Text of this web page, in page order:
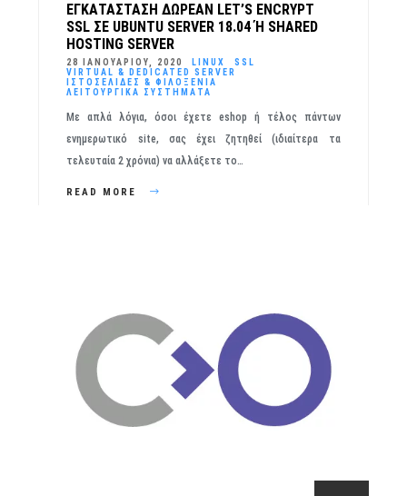
ΕΓΚΑΤΆΣΤΑΣΗ ΔΩΡΕΆΝ LET’S ENCRYPT
SSL ΣΕ UBUNTU SERVER 18.04 Ή SHARED H
OSTING SERVER
28 ΙΑΝΟΥΑΡΊΟΥ, 2020 LINUX
SSL
VIRTUAL & DEDICATED SERVER
ΙΣΤΟΣΕΛΊΔΕΣ & ΦΙΛΟΞΕΝΊΑ
ΛΕΙΤΟΥΡΓΙΚΆ ΣΥΣΤΉΜΑΤΑ
Με απλά λόγια, όσοι έχετε eshop ή τέλος πάντων
ενημερωτικό site, σας έχει ζητηθεί (ιδιαίτερα τα
τελευταία 2 χρόνια) να αλλάξετε το…
READ MORE